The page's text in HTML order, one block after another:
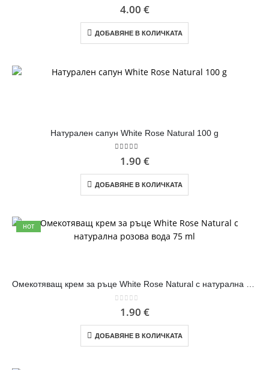
out of 5
4.00 €
ДОБАВЯНЕ В КОЛИЧКАТА
Натурален сапун White Rose Natural 100 g
5.00 out of 5
1.90 €
ДОБАВЯНЕ В КОЛИЧКАТА
HOT
Омекотяващ крем за ръце White Rose Natural с натурална розова вода 75 ml
out of 5
1.90 €
ДОБАВЯНЕ В КОЛИЧКАТА